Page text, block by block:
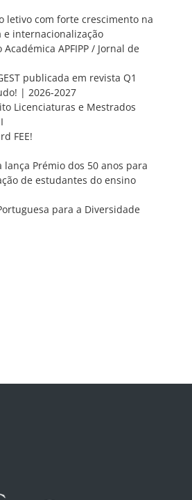
letivo com forte crescimento na
internacionalização
APFIPP / Jornal de
publicada em revista Q1
| 2026-2027
Licenciaturas e Mestrados
FEE!
lança Prémio dos 50 anos para
de estudantes do ensino
para a Diversidade